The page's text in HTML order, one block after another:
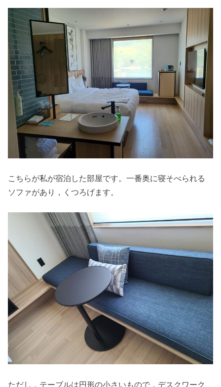
こちらが私が宿泊した部屋です。一番奥に寝そべられる
ソファがあり，くつろげます。
ただし，テーブルは円形の小さいもので，デスクワーク